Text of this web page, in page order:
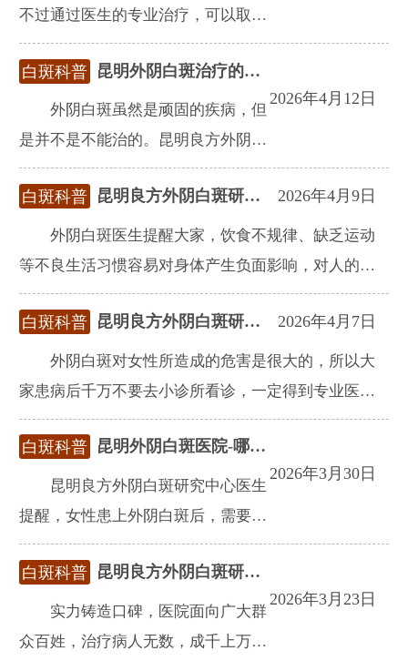
到康复的效果。
不过通过医生的专业治疗，可以取得
较好的效果。所以也不要因此失去信
心。昆明良方外阴白斑研究中心是一
家专业医院，找准病因，采用特色中
医中药专治，是一家靠谱的医院。
白斑科普
昆明外阴白斑治疗的医院-患外阴白斑的原因?
2026年4月12日
外阴白斑虽然是顽固的疾病，但
是并不是不能治的。昆明良方外阴白
斑研究中心科学技术，现代化医疗设
施，做好医疗检测。科学系统性的治
疗，是可以把病治疗好的。
白斑科普 昆明良方外阴白斑研究中心治疗针对性强 2026年4月9日
外阴白斑医生提醒大家，饮食不规律、缺乏运动
等不良生活习惯容易对身体产生负面影响，对人的健
康不利，也阻碍患者的康复。所以需要保持健康的生
活方式，如保持规律健康的作息时间，不要熬夜，饮
食避免刺激辛辣，营养要均衡，积极的治疗加上护理
以减少复发的风险。
白斑科普 昆明良方外阴白斑研究中心是私立吗 2026年4月7日
外阴白斑对女性所造成的危害是很大的，所以大
家患病后千万不要去小诊所看诊，一定得到专业医治
外阴白斑的专业正规医院进行看诊，这样才能确保疾
病治疗是对症且有效的，这样才能利于病情的恢复。
白斑科普
昆明外阴白斑医院-哪家正规?
2026年3月30日
昆明良方外阴白斑研究中心医生
提醒，女性患上外阴白斑后，需要注
意阴部的清洁与干爽，用温水清洗阴
部，穿透气、宽松的棉质内裤。
白斑科普
昆明良方外阴白斑研究中心专科医院{有效果吗}?
2026年3月23日
实力铸造口碑，医院面向广大群
众百姓，治疗病人无数，成千上万的